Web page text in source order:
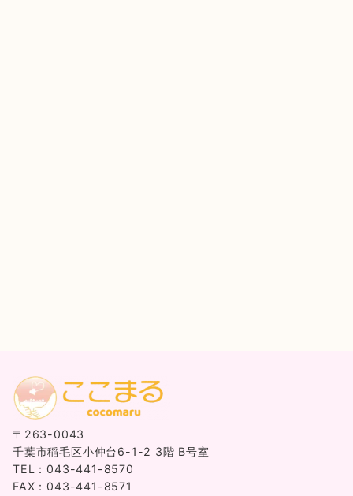
〒263-0043
千葉市稲毛区小仲台6-1-2 3階 B号室
TEL：043-441-8570
FAX：043-441-8571